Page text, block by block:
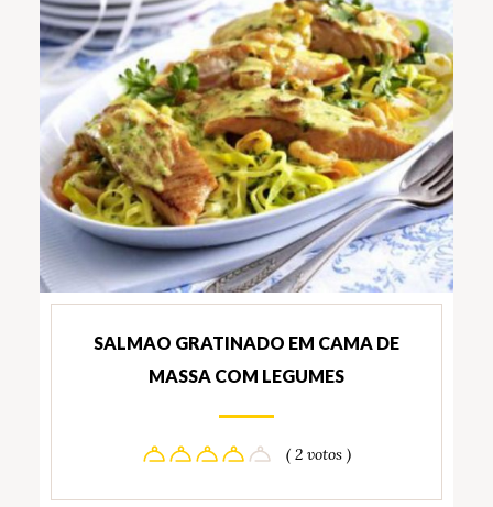
SALMAO GRATINADO EM CAMA DE
MASSA COM LEGUMES
( 2 votos )